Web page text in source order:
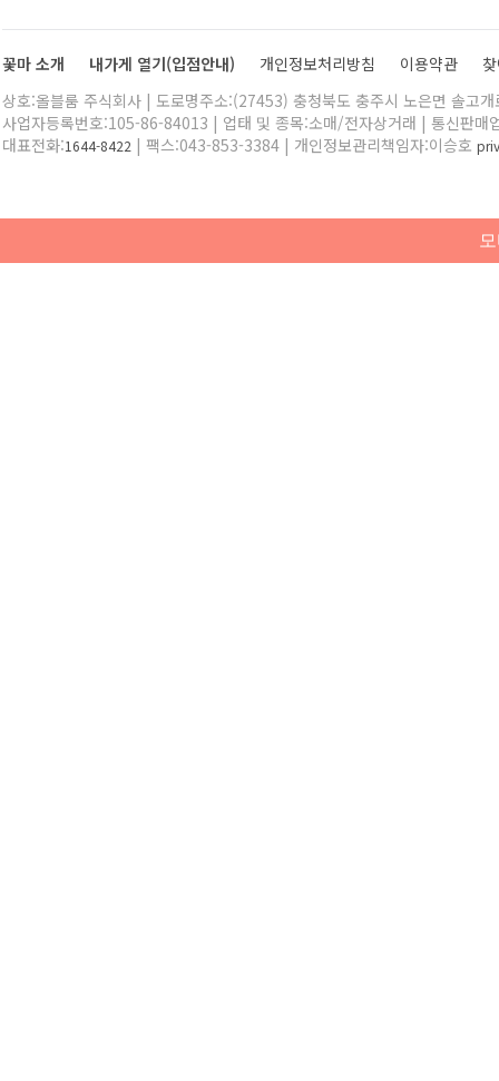
꽃마 소개 내가게 열기(입점안내) 개인정보처리방침 이용약관
상호:올블룸 주식회사 | 도로명주소:(27453) 충청북도 충주시 노은면 솔고
사업자등록번호:105-86-84013 | 업태 및 종목:소매/전자상거래 | 통신판매
대표전화:1644-8422 | 팩스:043-853-3384 | 개인정보관리책임자:이승호